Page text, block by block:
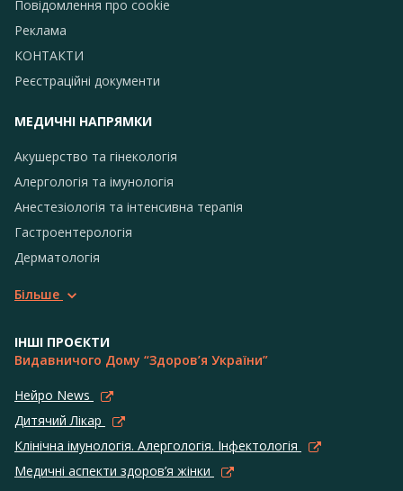
Повідомлення про сookie
Реклама
КОНТАКТИ
Реєстраційні документи
МЕДИЧНІ НАПРЯМКИ
Акушерство та гінекологія
Алергологія та імунологія
Анестезіологія та інтенсивна терапія
Гастроентерологія
Дерматологія
Більше
ІНШІ ПРОЄКТИ
Видавничого Дому “Здоров’я України”
Нейро News
Дитячий Лікар
Клінічна імунологія. Алергологія. Інфектологія
Медичні аспекти здоров’я жінки